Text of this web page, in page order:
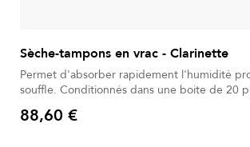
Sèche-tampons en vrac - Clarinette
Permet d'absorber rapidement l'humidité
souffle. Conditionnés dans une boite de 20
Prix
88,60 €